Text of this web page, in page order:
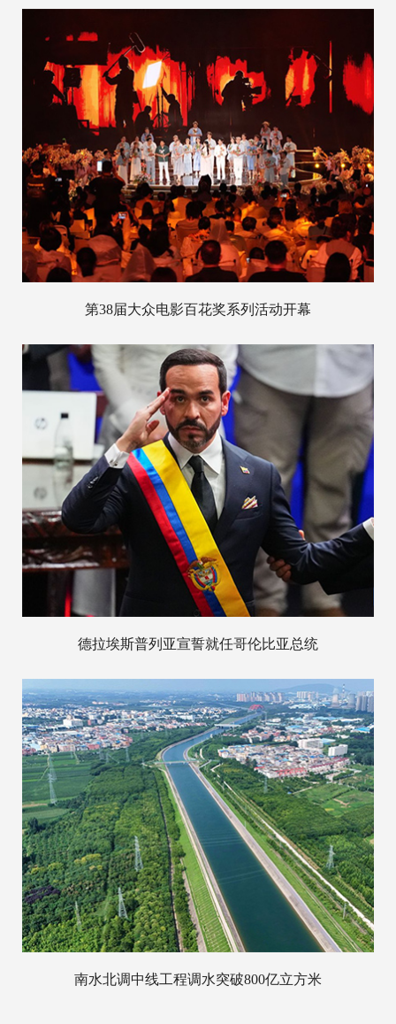
第38届大众电影百花奖系列活动开幕
德拉埃斯普列亚宣誓就任哥伦比亚总统
南水北调中线工程调水突破800亿立方米